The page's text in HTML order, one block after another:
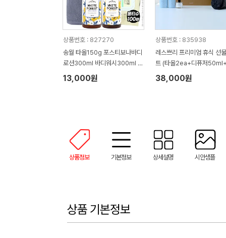
상품번호 : 827270
송월 타올150g 포스티보나바디
로션300ml 바디워시300ml 물
티슈100매(4종)
13,000원
상품번호 : 835938
레스쁘리 프리미엄 휴식 선
트 (타올2ea+디퓨저
렌저290ml+로션300ml)
38,000원
상품정보 기본정보 상세설명 시안샘플
상품 기본정보